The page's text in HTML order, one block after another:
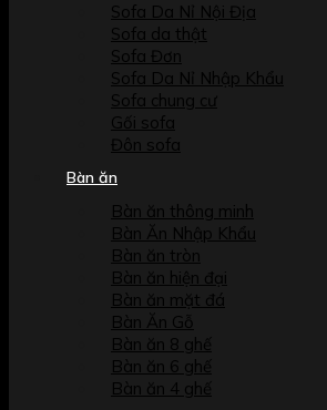
Sofa Da Nỉ Nội Địa
Sofa da thật
Sofa Đơn
Sofa Da Nỉ Nhập Khẩu
Sofa chung cư
Gối sofa
Đôn sofa
Bàn ăn
Bàn ăn thông minh
Bàn Ăn Nhập Khẩu
Bàn ăn tròn
Bàn ăn hiện đại
Bàn ăn mặt đá
Bàn Ăn Gỗ
Bàn ăn 8 ghế
Bàn ăn 6 ghế
Bàn ăn 4 ghế